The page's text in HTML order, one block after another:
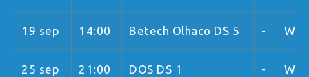
19 sep 14:00 Betech Olhaco DS 5 -
25 sep 21:00 DOS DS 1 -